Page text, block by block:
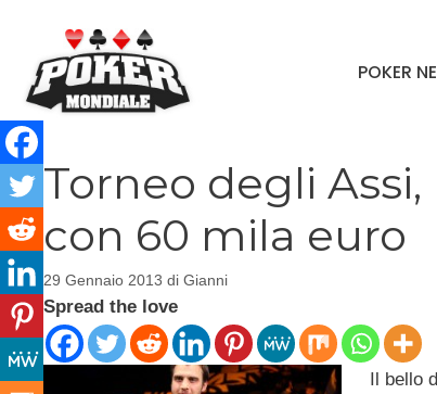
contenuto
POKER
Torneo degli
con 60 mila euro
29 Gennaio 2013 di Gianni
Spread the love
Il bello